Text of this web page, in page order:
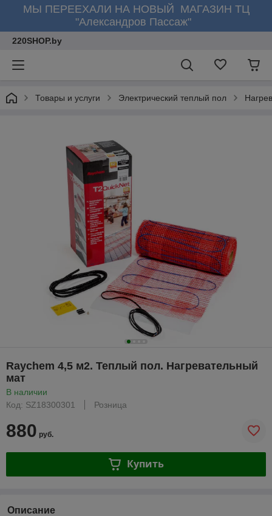
МЫ ПЕРЕЕХАЛИ НА НОВЫЙ МАГАЗИН ТЦ
"Александров Пассаж"
220SHOP.by
Товары и услуги Электрический теплый пол
Raychem 4,5 м2. Теплый пол. Нагревательный
мат
В наличии
Код: SZ18300301
Розница
880 руб.
Купить
Описание